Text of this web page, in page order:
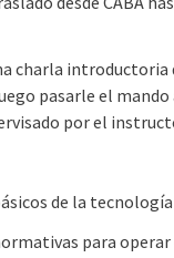
charla
pasarle el
por el
de la tecnología
para